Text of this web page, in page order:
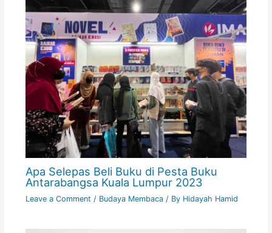
Apa Selepas Beli Buku di Pesta Buku
Antarabangsa Kuala Lumpur 2023
Leave a Comment / Budaya Membaca/ By Hidayah Hamid